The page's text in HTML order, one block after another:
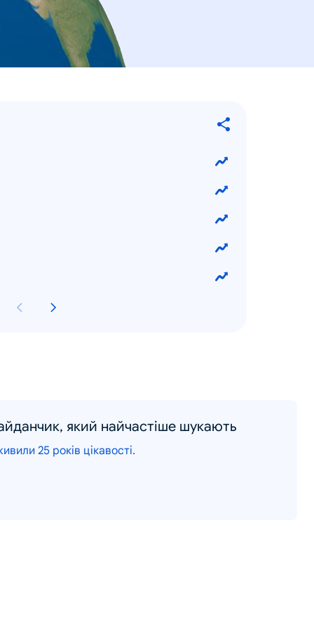
який найчастіше шукають
25 років цікавості.